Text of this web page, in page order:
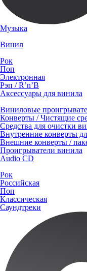
Музыка
Винил
Рок
Поп
Электронная
Рэп / R’n’B
Аксессуары для винила
Виниловые
Конверты / Чистящие
Средства для очистки
Внутренние конверты
Внешние конверты /
Проигрыватели винила
Audio CD
Рок
Российская
Поп
Классическая
Саундтреки